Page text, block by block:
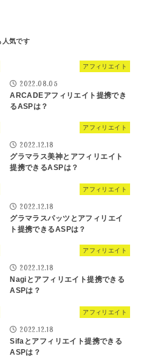
アフィリエイト
2022.08.05
ARCADEアフィリエイト提携でき
るASPは？
アフィリエイト
2022.12.18
グラマラス美神とアフィリエイト
提携できるASPは？
アフィリエイト
2022.12.18
グラマラスパッツとアフィリエイ
ト提携できるASPは？
アフィリエイト
2022.12.18
Nagiとアフィリエイト提携できる
ASPは？
アフィリエイト
2022.12.18
Sifaとアフィリエイト提携できる
ASPは？